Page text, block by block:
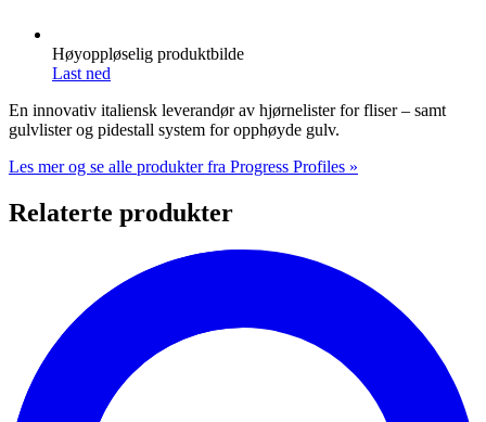
Høyoppløselig produktbilde
Last ned
En innovativ italiensk leverandør av hjørnelister for fliser – samt
gulvlister og pidestall system for opphøyde gulv.
Les mer og se alle produkter fra Progress Profiles »
Relaterte produkter